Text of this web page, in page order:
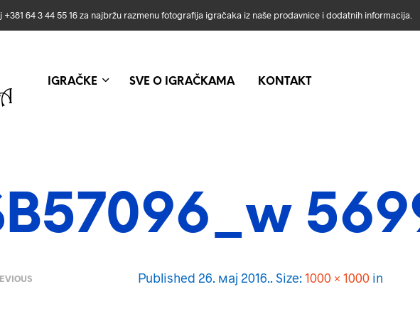
64 3 44 55 16 za najbržu razmenu fotografija igračaka iz naše prodavnice i dodatnih informacija.
IGRAČKE SVE O IGRAČKAMA KONTAKT
Published 26. мај 2016.. Size:1000 × 1000 in